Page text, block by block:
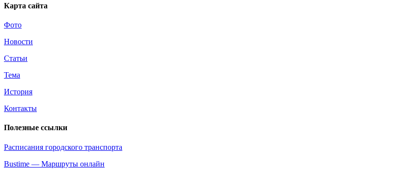
Карта сайта
Фото
Новости
Статьи
Тема
История
Контакты
Полезные ссылки
Расписания городского транспорта
Bustime — Маршруты онлайн